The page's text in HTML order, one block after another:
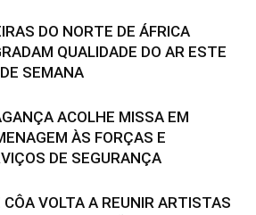
DO NORTE DE ÁFRICA
QUALIDADE DO AR ESTE
SEMANA
ACOLHE MISSA EM
ÀS FORÇAS E
DE SEGURANÇA
CÔA VOLTA A REUNIR ARTISTAS